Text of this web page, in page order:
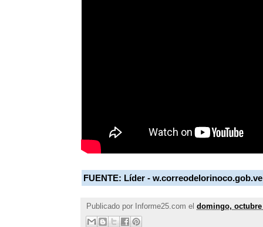
FUENTE: Líder - w.correodelorinoco.gob.ve
Publicado por Informe25.com el domingo, octubre